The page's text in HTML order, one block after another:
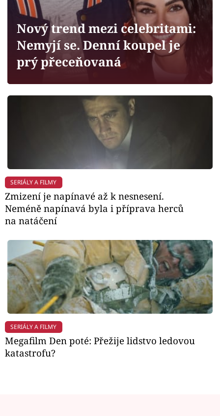
Sledujte prima+
Filmový festival Karlovy Vary
Mámy sobě
Sledujte nás
Nový trend mezi celebritami:
Nemyjí se. Denní koupel je
prý přeceňovaná
SERIÁLY A FILMY
Zmizení je napínavé až k nesnesení.
Neméně napínavá byla i příprava herců
na natáčení
SERIÁLY A FILMY
Megafilm Den poté: Přežije lidstvo ledovou
katastrofu?